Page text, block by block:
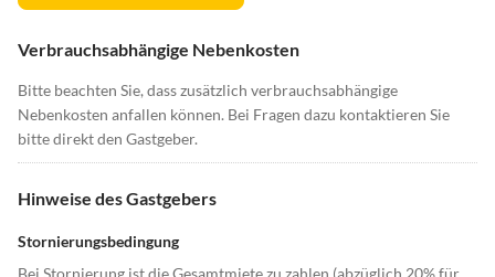
Verbrauchsabhängige Nebenkosten
Bitte beachten Sie, dass zusätzlich verbrauchsabhängige
Nebenkosten anfallen können. Bei Fragen dazu kontaktieren Sie
bitte direkt den Gastgeber.
Hinweise des Gastgebers
Stornierungsbedingung